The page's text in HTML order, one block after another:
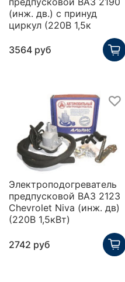
(инж. дв.) с принуд
циркул (220В 1,5к
3564 руб
Электроподогреватель
предпусковой ВАЗ 2123
Chevrolet Niva (инж. дв)
(220В 1,5кВт)
2742 руб